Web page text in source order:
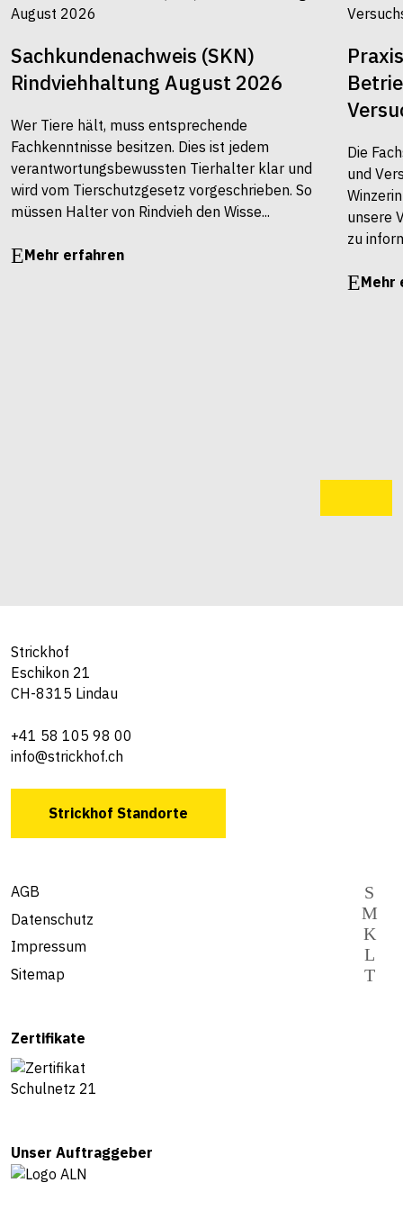
Sachkundenachweis (SKN)
Rindviehhaltung August 2026
Wer Tiere hält, muss entsprechende
Fachkenntnisse besitzen. Dies ist jedem
verantwortungsbewussten Tierhalter klar und
wird vom Tierschutzgesetz vorgeschrieben. So
müssen Halter von Rindvieh den Wisse...
Mehr erfahren
Die
und
unsere
zu
Mehr
Strickhof
Eschikon 21
CH-8315 Lindau
+41 58 105 98 00
info@strickhof.ch
Strickhof Standorte
AGB
Datenschutz
Impressum
Sitemap
Zertifikate
Unser Auftraggeber